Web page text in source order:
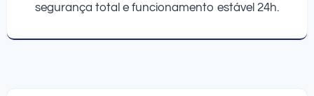
segurança total e funcionamento estável 24h.